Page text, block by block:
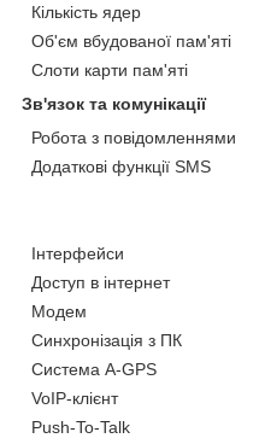
Кількість ядер
Об'єм вбудованої пам'яті
Слоти карти пам'яті
Зв'язок та комунікації
Робота з повідомленнями
Додаткові функції SMS
Інтерфейси
Доступ в інтернет
Модем
Синхронізація з ПК
Система A-GPS
VoIP-клієнт
Push-To-Talk